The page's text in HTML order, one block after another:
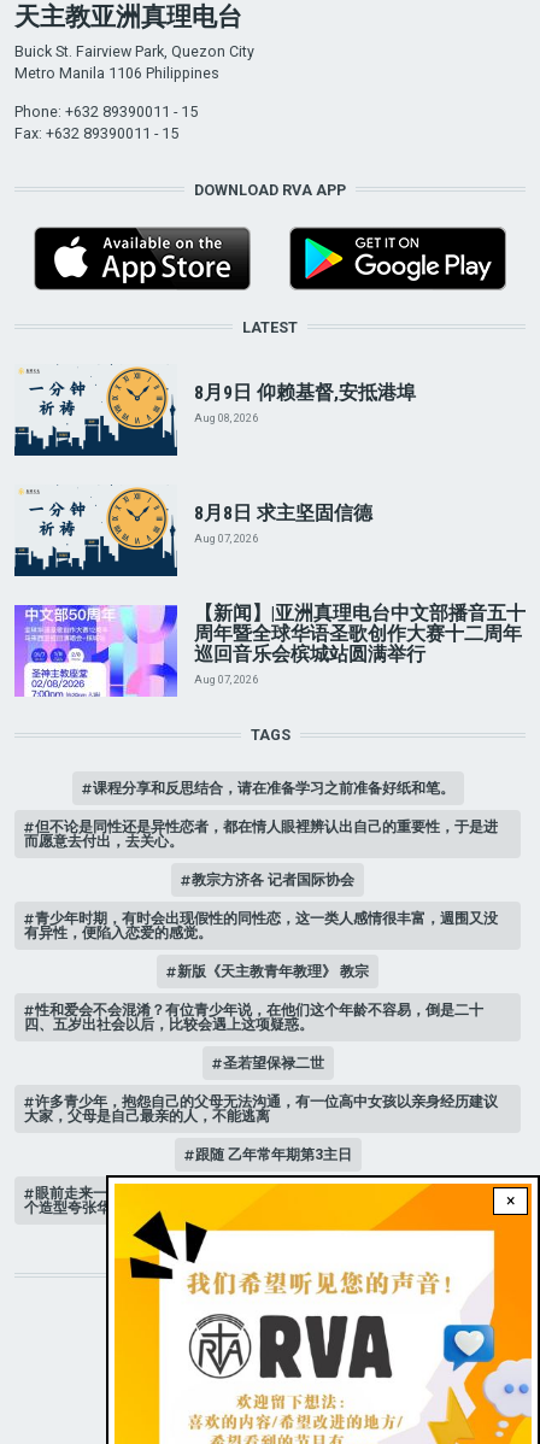
×
天主教亚洲真理电台
Buick St. Fairview Park, Quezon City
Metro Manila 1106 Philippines
Phone: +632 89390011 - 15
Fax: +632 89390011 - 15
DOWNLOAD RVA APP
LATEST
8月9日 仰赖基督,安抵港埠
Aug 08, 2026
8月8日 求主坚固信德
Aug 07, 2026
【新闻】|亚洲真理电台中文部播音五十
周年暨全球华语圣歌创作大赛十二周年
巡回音乐会槟城站圆满举行
Aug 07, 2026
TAGS
课程分享和反思结合，请在准备学习之前准备好纸和笔。
但不论是同性还是异性恋者，都在情人眼裡辨认出自己的重要性，于是进
而愿意去付出，去关心。
教宗方济各 记者国际协会
青少年时期，有时会出现假性的同性恋，这一类人感情很丰富，週围又没
有异性，便陷入恋爱的感觉。
新版《天主教青年教理》 教宗
性和爱会不会混淆？有位青少年说，在他们这个年龄不容易，倒是二十
四、五岁出社会以后，比较会遇上这项疑惑。
圣若望保禄二世
许多青少年，抱怨自己的父母无法沟通，有一位高中女孩以亲身经历建议
大家，父母是自己最亲的人，不能逃离
跟随 乙年常年期第3主日
眼前走来一位魔女，可爱的妖媚中带点邪恶，身上穿著宫廷的小丑服，整
个造型夸张华丽，非常特殊。
STAY CONNECTED WITH US!